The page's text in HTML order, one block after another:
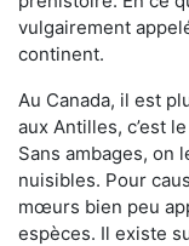
vulgairement
continent.
Au Canada, il est
aux Antilles, c’est
Sans ambages, on
nuisibles. Pour
mœurs bien peu
espèces. Il existe